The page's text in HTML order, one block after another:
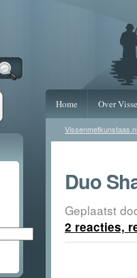
Home Over
Vissenmetkunstaas.nl
Duo
Geplaatst
2 reacties,